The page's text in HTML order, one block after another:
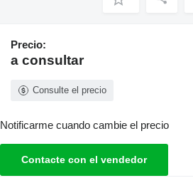
Precio:
a consultar
Consulte el precio
Notificarme cuando cambie el precio
Contacte con el vendedor